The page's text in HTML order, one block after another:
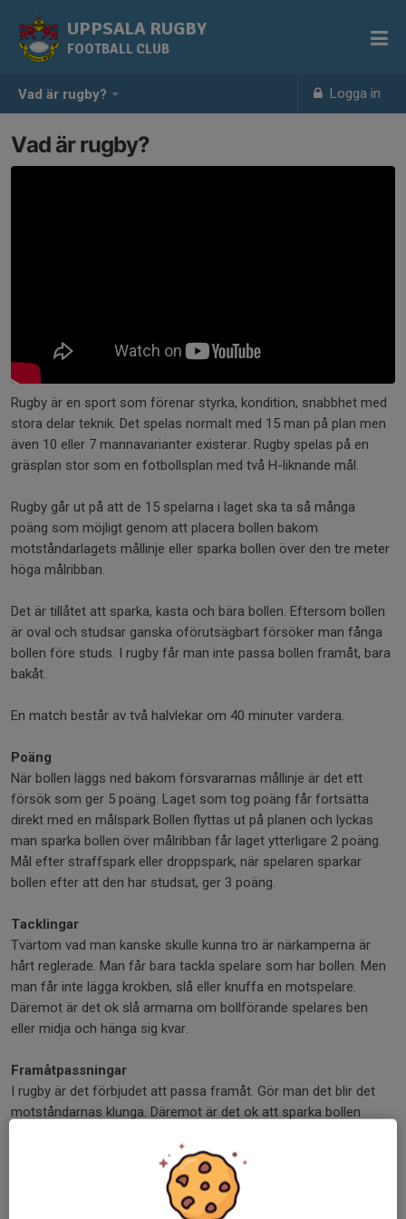
Vad är rugby? Logga in
UPPSALA RUGBY
FOOTBALL CLUB
Vad är rugby?
Rugby är en sport som förenar styrka, kondition, snabbhet med
stora delar teknik. Det spelas normalt med 15 man på plan men
även 10 eller 7 mannavarianter existerar. Rugby spelas på en
gräsplan stor som en fotbollsplan med två H-liknande mål.
Rugby går ut på att de 15 spelarna i laget ska ta så många
poäng som möjligt genom att placera bollen bakom
motståndarlagets mållinje eller sparka bollen över den tre meter
höga målribban.
Det är tillåtet att sparka, kasta och bära bollen. Eftersom bollen
är oval och studsar ganska oförutsägbart försöker man fånga
bollen före studs. I rugby får man inte passa bollen framåt, bara
bakåt.
En match består av två halvlekar om 40 minuter vardera.
Poäng
När bollen läggs ned bakom försvararnas mållinje är det ett
försök som ger 5 poäng. Laget som tog poäng får fortsätta
direkt med en målspark Bollen flyttas ut på planen och lyckas
man sparka bollen över målribban får laget ytterligare 2 poäng.
Mål efter straffspark eller droppspark, när spelaren sparkar
bollen efter att den har studsat, ger 3 poäng.
Tacklingar
Tvärtom vad man kanske skulle kunna tro är närkamperna är
hårt reglerade. Man får bara tackla spelare som har bollen. Men
man får inte lägga krokben, slå eller knuffa en motspelare.
Däremot är det ok slå armarna om bollförande spelares ben
eller midja och hänga sig kvar.
Framåtpassningar
I rugby är det förbjudet att passa framåt. Gör man det blir det
motståndarnas klunga. Däremot är det ok att sparka bollen